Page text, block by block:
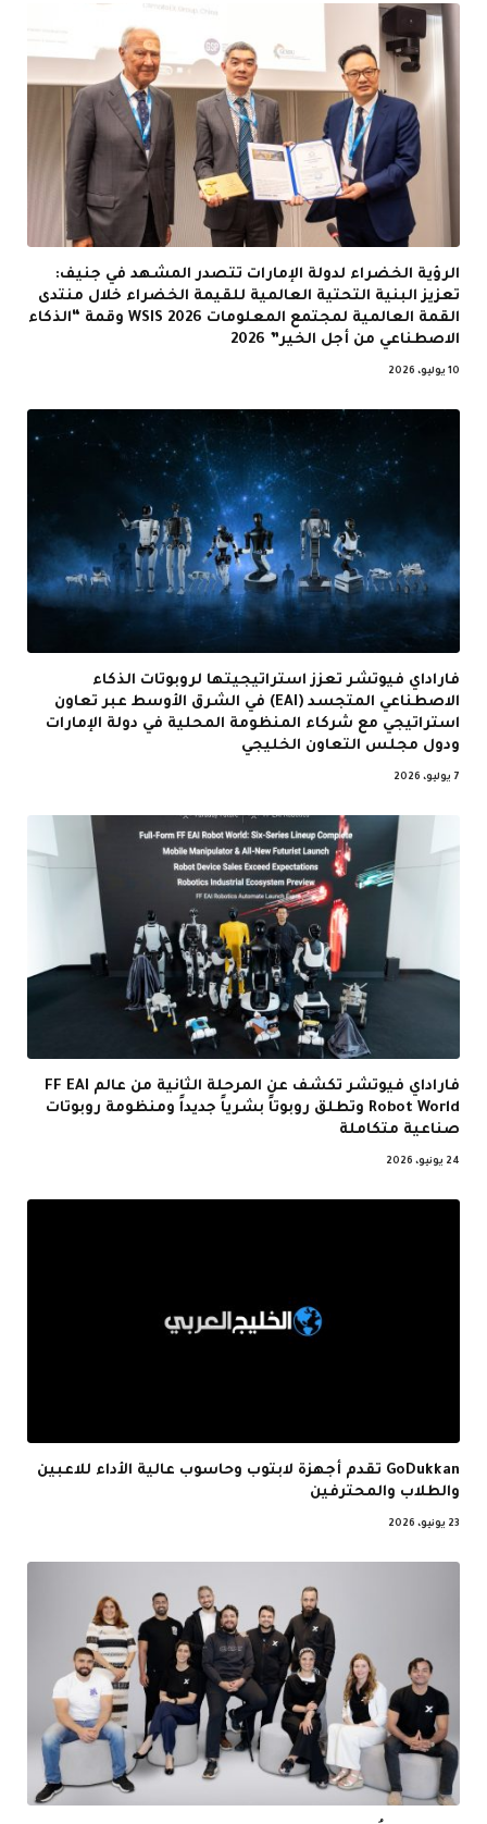
الرؤية الخضراء لدولة الإمارات تتصدر المشهد في جنيف:
تعزيز البنية التحتية العالمية للقيمة الخضراء خلال منتدى
القمة العالمية لمجتمع المعلومات WSIS 2026 وقمة “الذكاء
الاصطناعي من أجل الخير” 2026
10 يوليو، 2026
فاراداي فيوتشر تعزز استراتيجيتها لروبوتات الذكاء
الاصطناعي المتجسد (EAI) في الشرق الأوسط عبر تعاون
استراتيجي مع شركاء المنظومة المحلية في دولة الإمارات
ودول مجلس التعاون الخليجي
7 يوليو، 2026
فاراداي فيوتشر تكشف عن المرحلة الثانية من عالم FF EAI
Robot World وتطلق روبوتاً بشرياً جديداً ومنظومة روبوتات
صناعية متكاملة
24 يونيو، 2026
GoDukkan تقدم أجهزة لابتوب وحاسوب عالية الأداء للاعبين
والطلاب والمحترفين
23 يونيو، 2026